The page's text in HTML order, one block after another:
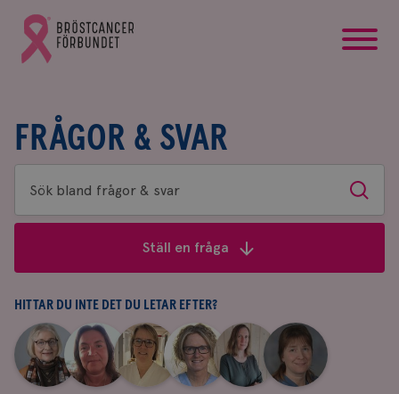
Gå
till
Bröstcancerförbundets
FRÅGOR & SVAR
Sök
bland
&
svar
Sök
Ställ en fråga
HITTAR DU INTE DET DU LETAR EFTER?
Aina
Johnsson
|
Anne
Andersson
Fredrika
Killander
|
Jeanette
Bäcklund
|
Maria
Edegran
|
Yvette
Andersson